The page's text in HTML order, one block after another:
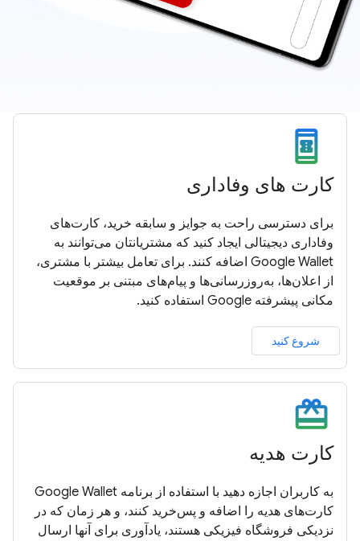
کارت های وفاداری
برای دسترسی راحت به جوایز و سابقه خرید، کارت‌های
وفاداری دیجیتالی ایجاد کنید که مشتریانتان می‌توانند به
Google Wallet اضافه کنند. برای تعامل بیشتر با مشتری،
از اعلان‌ها، به‌روزرسانی‌ها و پیام‌های مبتنی بر موقعیت
مکانی پیشرفته Google استفاده کنید.
شروع کنید
کارت هدیه
به کاربران اجازه دهید با استفاده از برنامه Google Wallet
کارت‌های هدیه را اضافه و پس‌خرید کنند، و هر زمان که در
نزدیکی فروشگاه فیزیکی هستند، یادآوری برای آنها ارسال